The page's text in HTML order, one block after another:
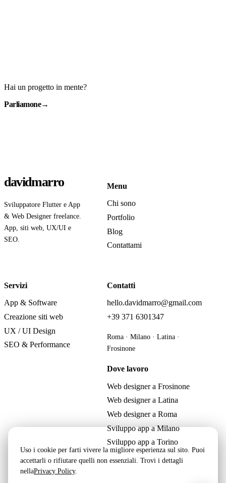
Hai un progetto in mente?
Parliamone→
davidmarro
Sviluppatore Flutter e App
& Web Designer freelance.
App, siti web, UX/UI e
SEO.
Menu
Chi sono
Portfolio
Blog
Contattami
Servizi
App & Software
Creazione siti web
UX / UI Design
SEO & Performance
Contatti
hello.davidmarro@gmail.com
+39 371 6301347
Roma · Milano · Latina ·
Frosinone
Dove lavoro
Web designer a Frosinone
Web designer a Latina
Web designer a Roma
Sviluppo app a Milano
Sviluppo app a Torino
Uso i cookie per farti vivere la migliore esperienza sul sito. Puoi
accettarli o rifiutare quelli non essenziali. Trovi i dettagli
nellaPrivacy Policy.